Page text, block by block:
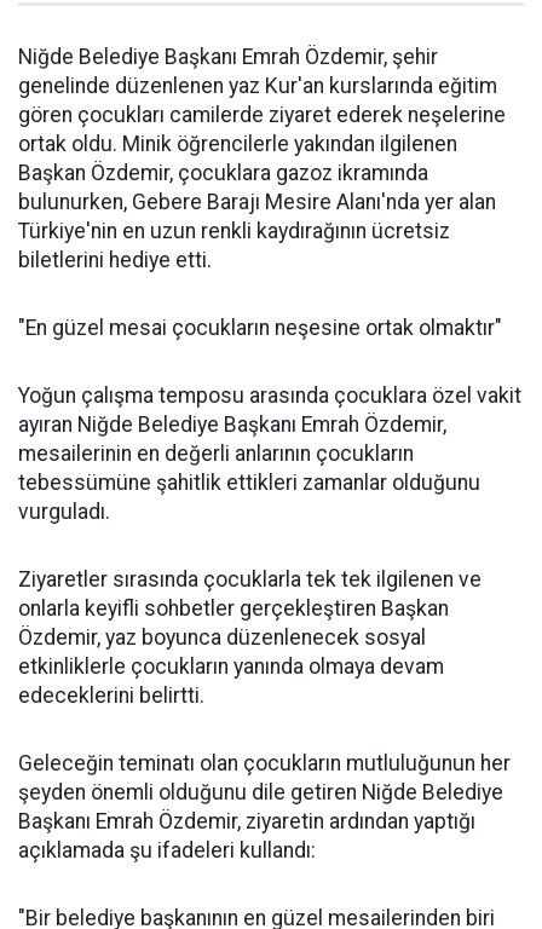
Niğde Belediye Başkanı Emrah Özdemir, şehir
genelinde düzenlenen yaz Kur'an kurslarında eğitim
gören çocukları camilerde ziyaret ederek neşelerine
ortak oldu. Minik öğrencilerle yakından ilgilenen
Başkan Özdemir, çocuklara gazoz ikramında
bulunurken, Gebere Barajı Mesire Alanı'nda yer alan
Türkiye'nin en uzun renkli kaydırağının ücretsiz
biletlerini hediye etti.
"En güzel mesai çocukların neşesine ortak olmaktır"
Yoğun çalışma temposu arasında çocuklara özel vakit
ayıran Niğde Belediye Başkanı Emrah Özdemir,
mesailerinin en değerli anlarının çocukların
tebessümüne şahitlik ettikleri zamanlar olduğunu
vurguladı.
Ziyaretler sırasında çocuklarla tek tek ilgilenen ve
onlarla keyifli sohbetler gerçekleştiren Başkan
Özdemir, yaz boyunca düzenlenecek sosyal
etkinliklerle çocukların yanında olmaya devam
edeceklerini belirtti.
Geleceğin teminatı olan çocukların mutluluğunun her
şeyden önemli olduğunu dile getiren Niğde Belediye
Başkanı Emrah Özdemir, ziyaretin ardından yaptığı
açıklamada şu ifadeleri kullandı:
"Bir belediye başkanının en güzel mesailerinden biri